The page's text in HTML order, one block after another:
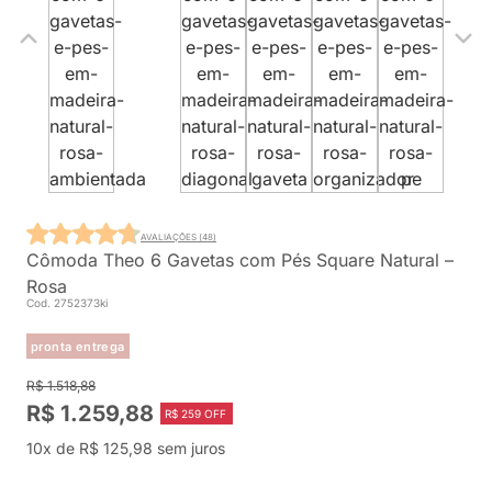
Cômoda Theo 6 Gavetas com Pés Square Natural –
Rosa
Cod. 2752373ki
pronta entrega
AVALIAÇÕES (48)
R$ 1.518,88
R$ 1.259,88 R$ 259 OFF
10x de R$ 125,98 sem juros